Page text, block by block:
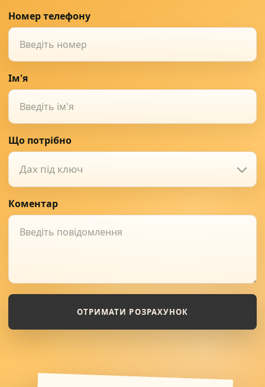
Номер телефону
Ім'я
Що потрібно
Дах під ключ
Коментар
ОТРИМАТИ РОЗРАХУНОК